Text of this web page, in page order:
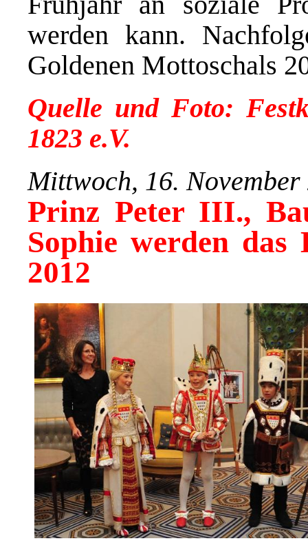
werden kann.
Goldenen Mottoschals
Quelle und Foto:
1823 e.V.
Mittwoch, 16. November
Prinz Peter III.,
Sophie werden
2012